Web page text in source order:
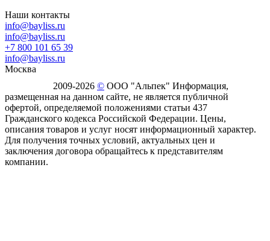
Наши контакты
info@bayliss.ru
info@bayliss.ru
+7 800 101 65 39
info@bayliss.ru
Москва
2009-2026 © ООО "Альпек" Информация,
размещенная на данном сайте, не является публичной
офертой, определяемой положениями статьи 437
Гражданского кодекса Российской Федерации. Цены,
описания товаров и услуг носят информационный характер.
Для получения точных условий, актуальных цен и
заключения договора обращайтесь к представителям
компании.